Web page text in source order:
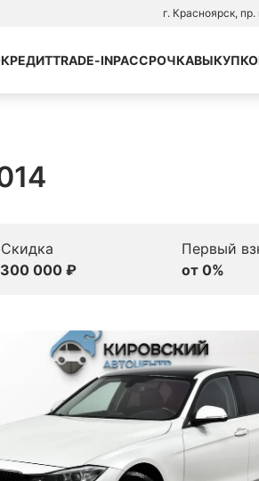
г. Красноярск,
TRADE-INРАССРОЧКАВЫКУП
Скидка
000 ₽
Первый
от 0%